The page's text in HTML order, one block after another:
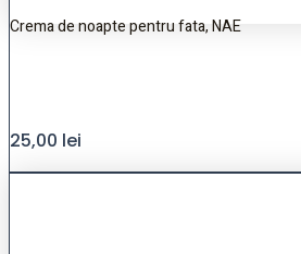
Crema de noapte pentru fata, NAE
25,00 lei